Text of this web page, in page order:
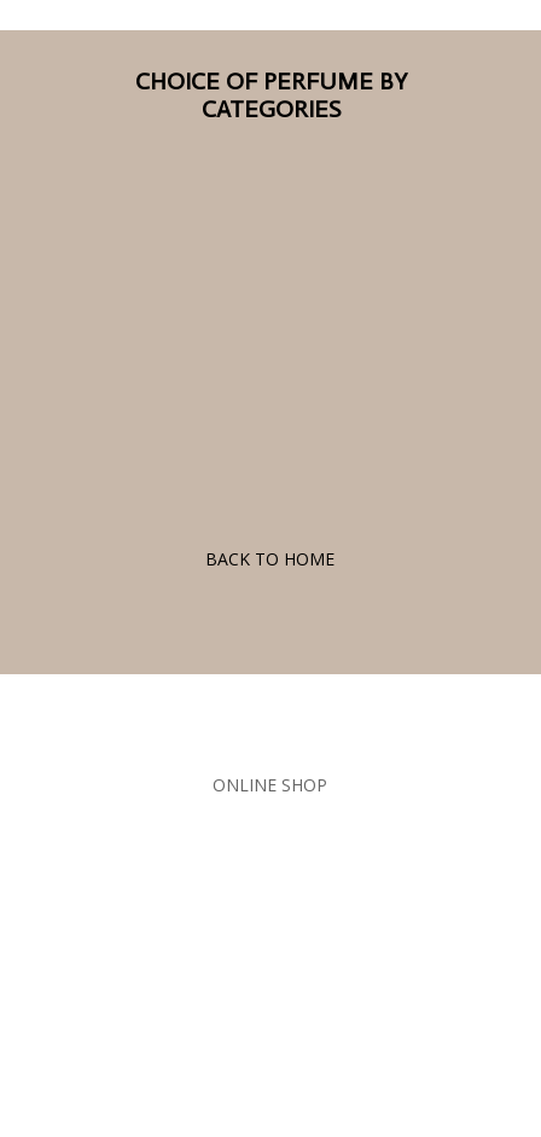
CHOICE OF PERFUME BY
CATEGORIES
BACK TO HOME
ONLINE SHOP